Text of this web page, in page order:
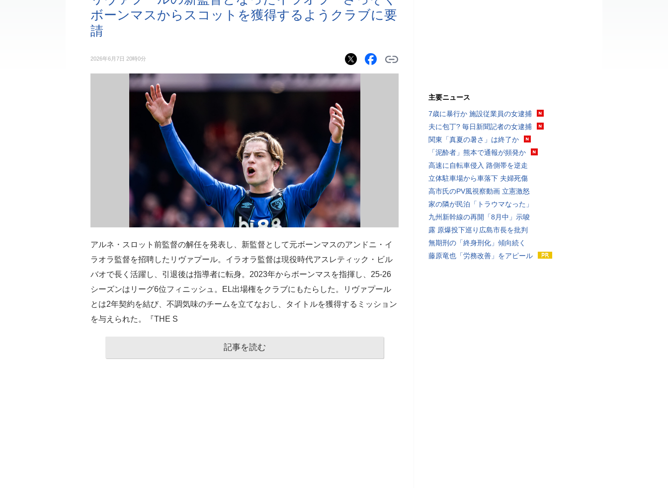
ボーンマスからスコットを獲得するようクラブに要
請
2026年6月7日 20時0分
アルネ・スロット前監督の解任を発表し、新監督として元ボーンマスのアンドニ・イ
ラオラ監督を招聘したリヴァプール。イラオラ監督は現役時代アスレティック・ビル
バオで長く活躍し、引退後は指導者に転身。2023年からボーンマスを指揮し、25-26
シーズンはリーグ6位フィニッシュ。EL出場権をクラブにもたらした。リヴァプール
とは2年契約を結び、不調気味のチームを立てなおし、タイトルを獲得するミッション
を与えられた。『THE S
記事を読む
主要ニュース
7歳に暴行か 施設従業員の女逮捕
夫に包丁? 毎日新聞記者の女逮捕
関東「真夏の暑さ」は終了か
「泥酔者」熊本で通報が頻発か
高速に自転車侵入 路側帯を逆走
立体駐車場から車落下 夫婦死傷
高市氏のPV風視察動画 立憲激怒
家の隣が民泊「トラウマなった」
九州新幹線の再開「8月中」示唆
露 原爆投下巡り広島市長を批判
無期刑の「終身刑化」傾向続く
藤原竜也「労務改善」をアピール